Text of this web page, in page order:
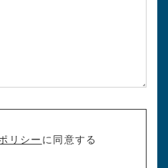
リシー に同意する